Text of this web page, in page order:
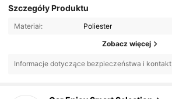
Szczegóły Produktu
Materiał: Poliester
Zobacz więcej
Informacje dotyczące bezpieczeństwa i kontakt